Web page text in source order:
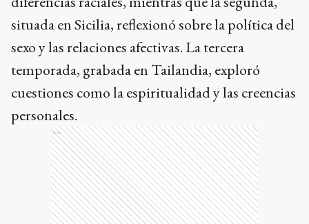
situada en Sicilia, reflexionó sobre la política del
sexo y las relaciones afectivas. La tercera
temporada, grabada en Tailandia, exploró
cuestiones como la espiritualidad y las creencias
personales.
Ads